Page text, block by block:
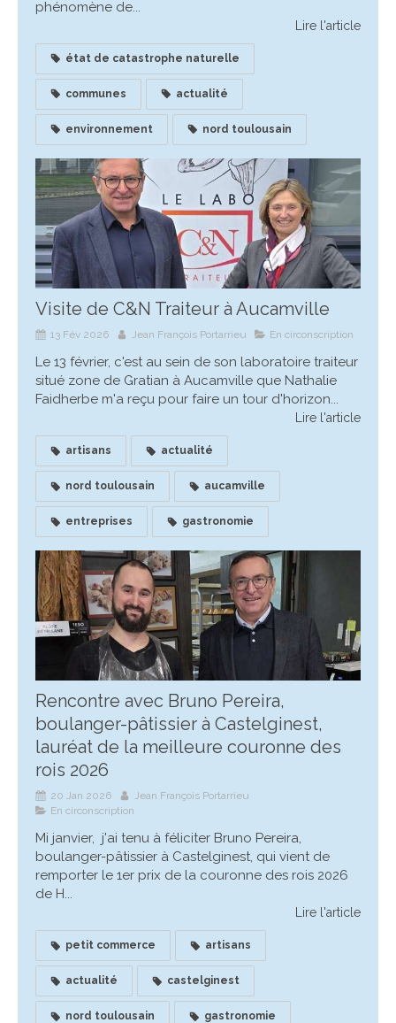
phénomène de...
Lire l'article
état de catastrophe naturelle
communes actualité
environnement nord toulousain
Visite de C&N Traiteur à Aucamville
13 Fév 2026 Jean François Portarrieu En circonscription
Le 13 février, c'est au sein de son laboratoire traiteur
situé zone de Gratian à Aucamville que Nathalie
Faidherbe m'a reçu pour faire un tour d'horizon...
Lire l'article
artisans actualité
nord toulousain aucamville
entreprises gastronomie
Rencontre avec Bruno Pereira,
boulanger-pâtissier à Castelginest,
lauréat de la meilleure couronne des
rois 2026
20 Jan 2026
Jean François Portarrieu
En circonscription
Mi janvier, j'ai tenu à féliciter Bruno Pereira,
boulanger-pâtissier à Castelginest, qui vient de
remporter le 1er prix de la couronne des rois 2026
de H...
Lire l'article
petit commerce artisans
actualité castelginest
nord toulousain gastronomie